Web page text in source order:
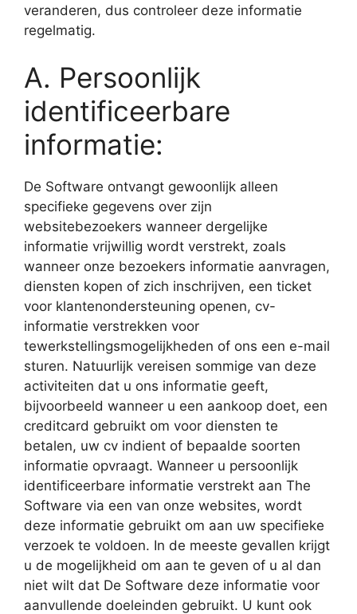
veranderen, dus controleer deze informatie
regelmatig.
A. Persoonlijk
identificeerbare
informatie:
De Software ontvangt gewoonlijk alleen
specifieke gegevens over zijn
websitebezoekers wanneer dergelijke
informatie vrijwillig wordt verstrekt, zoals
wanneer onze bezoekers informatie aanvragen,
diensten kopen of zich inschrijven, een ticket
voor klantenondersteuning openen, cv-
informatie verstrekken voor
tewerkstellingsmogelijkheden of ons een e-mail
sturen. Natuurlijk vereisen sommige van deze
activiteiten dat u ons informatie geeft,
bijvoorbeeld wanneer u een aankoop doet, een
creditcard gebruikt om voor diensten te
betalen, uw cv indient of bepaalde soorten
informatie opvraagt. Wanneer u persoonlijk
identificeerbare informatie verstrekt aan The
Software via een van onze websites, wordt
deze informatie gebruikt om aan uw specifieke
verzoek te voldoen. In de meeste gevallen krijgt
u de mogelijkheid om aan te geven of u al dan
niet wilt dat De Software deze informatie voor
aanvullende doeleinden gebruikt. U kunt ook